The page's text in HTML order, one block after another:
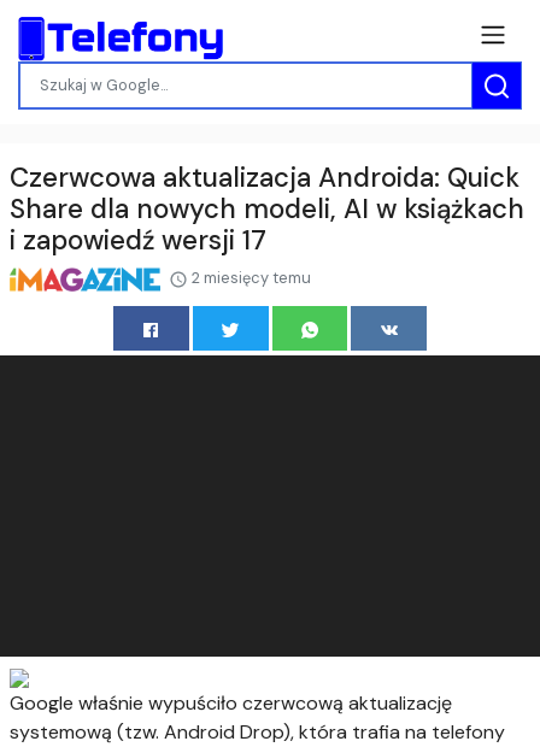
Czerwcowa aktualizacja Androida: Quick
Share dla nowych modeli, AI w książkach
i zapowiedź wersji 17
2 miesięcy temu
Google właśnie wypuściło czerwcową aktualizację
systemową (tzw. Android Drop), która trafia na telefony